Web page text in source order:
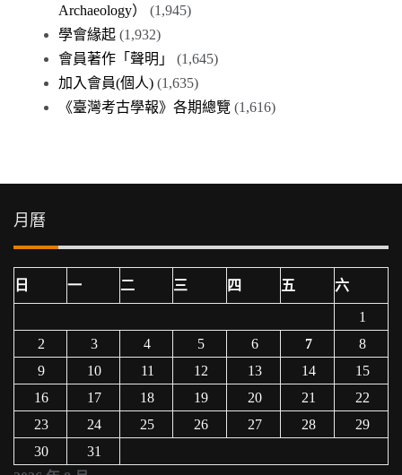
Archaeology）
(1,945)
學會緣起 (1,932)
會員著作「聲明」
(1,645)
加入會員(個人) (1,635)
《臺灣考古學報》各期總覽 (1,616)
月曆
日 一 二 三 四 五 六
1
2
3 4 5 6 7
8
9
10 11 12 13 14
15
16
17 18 19 20 21
22
23
24 25 26 27 28
29
30
31